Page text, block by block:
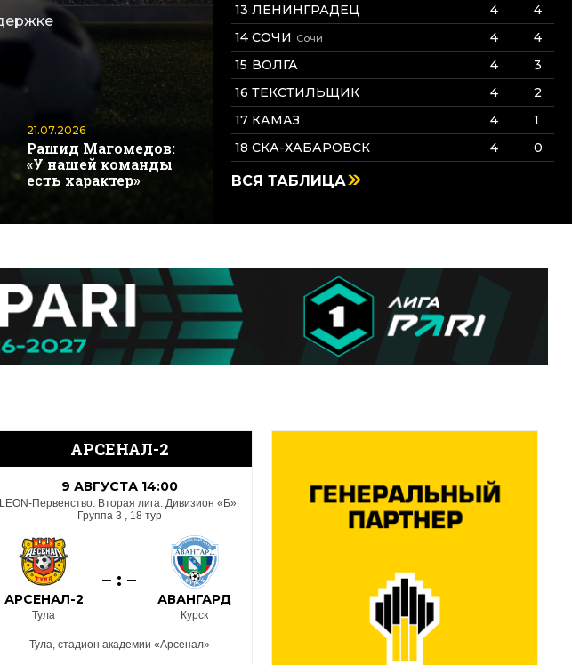
21.07.2026
Рашид Магомедов:
«У нашей команды
есть характер»
ЛЕНИНГРАДЕЦ
4
4
СОЧИ Сочи 4
4
ВОЛГА
4
3
ТЕКСТИЛЬЩИК
4
2
КАМАЗ
4
1
СКА-ХАБАРОВСК
4 0
ВСЯ ТАБЛИЦА
АРСЕНАЛ-2
9 АВГУСТА 14:00
LEON-Первенство. Вторая лига. Дивизион «Б».
Группа 3 , 18 тур
АРСЕНАЛ-2
Тула
– : –
АВАНГАРД
Курск
Тула, стадион академии «Арсенал»